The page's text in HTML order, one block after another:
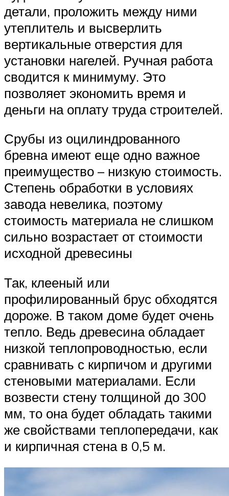
детали, проложить между ними
утеплитель и высверлить
вертикальные отверстия для
установки нагелей. Ручная работа
сводится к минимуму. Это
позволяет экономить время и
деньги на оплату труда строителей.
Срубы из оцилиндрованного
бревна имеют еще одно важное
преимущество – низкую стоимость.
Степень обработки в условиях
завода невелика, поэтому
стоимость материала не слишком
сильно возрастает от стоимости
исходной древесины
Так, клееный или
профилированный брус обходятся
дороже. В таком доме будет очень
тепло. Ведь древесина обладает
низкой теплопроводностью, если
сравнивать с кирпичом и другими
стеновыми материалами. Если
возвести стену толщиной до 300
мм, то она будет обладать такими
же свойствами теплопередачи, как
и кирпичная стена в 0,5 м.